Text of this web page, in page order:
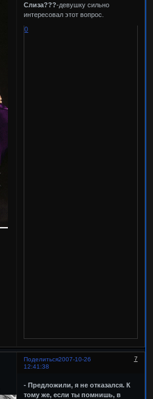
Слиза???-девушку сильно
интересовал этот вопрос.
0
Поделиться 7
2007-10-26
12:41:38
- Предложили, я не отказался. К
тому же, если ты помнишь, в